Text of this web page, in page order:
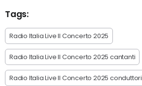
Tags:
Radio Italia Live Il Concerto 2025
Radio Italia Live Il Concerto 2025 cantanti
Radio Italia Live Il Concerto 2025 conduttori